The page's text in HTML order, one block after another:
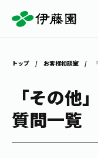
商品情報 トップ
キャンペーン
トップ お客様相談室
「その他
質問一覧